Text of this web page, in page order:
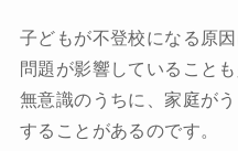
子どもが不登校になる原
問題が影響していること
無意識のうちに、家庭が
することがあるのです。